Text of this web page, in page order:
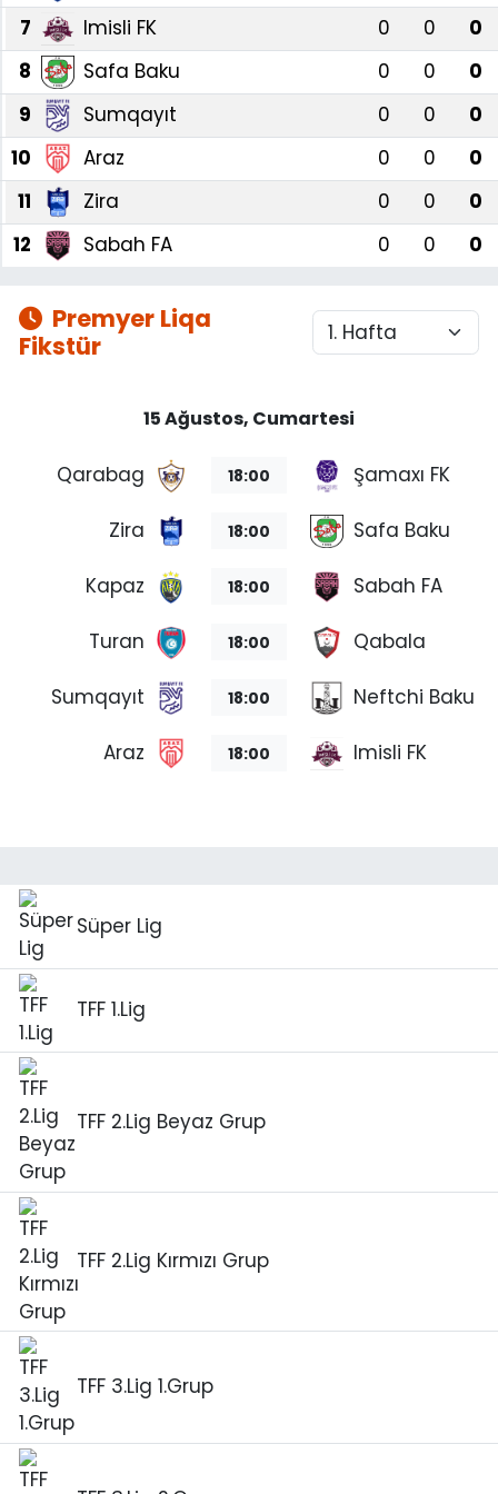
7
Imisli FK 0 0
0
8
Safa Baku 0 0
0
9
Sumqayıt 0 0
0
10
Araz 0 0
0
11
Zira 0 0
0
12
Sabah FA 0 0 0
Premyer Liqa
Fikstür
15 Ağustos, Cumartesi
Qarabag 18:00 Şamaxı FK
Zira 18:00 Safa Baku
Kapaz 18:00 Sabah FA
Turan 18:00 Qabala
Sumqayıt 18:00 Neftchi Baku
Araz 18:00 Imisli FK
Süper Lig
TFF 1.Lig
TFF 2.Lig Beyaz Grup
TFF 2.Lig Kırmızı Grup
TFF 3.Lig 1.Grup